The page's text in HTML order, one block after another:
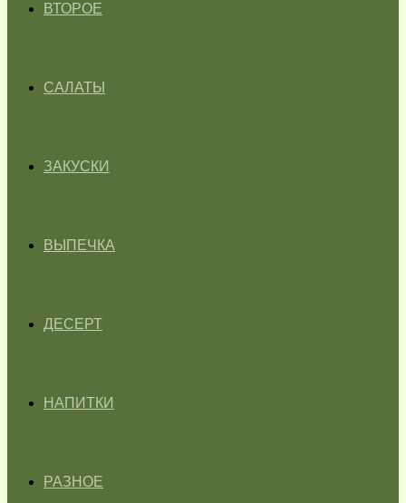
ВТОРОЕ
САЛАТЫ
ЗАКУСКИ
ВЫПЕЧКА
ДЕСЕРТ
НАПИТКИ
РАЗНОЕ